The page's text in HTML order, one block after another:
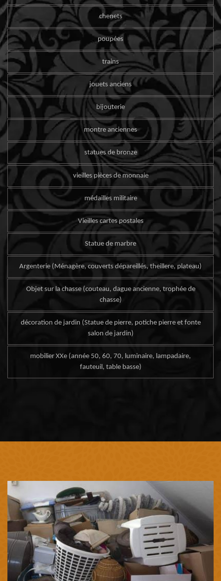
chenets
poupées
trains
jouets anciens
bijouterie
montre anciennes
statues de bronze
vieilles pièces de monnaie
médailles militaire
Vieilles cartes postales
Statue de marbre
Argenterie (Ménagère, couverts dépareillés, theillere, plateau)
Objet sur la chasse (couteau, dague ancienne, trophée de
chasse)
décoration de jardin (Statue de pierre, potiche pierre et fonte
salon de jardin)
mobilier XXe (année 50, 60, 70, luminaire, lampadaire,
fauteuil, table basse)